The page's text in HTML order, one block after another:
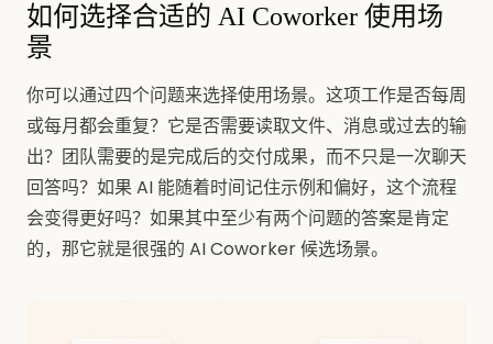
如何选择合适的 AI Coworker 使用场
景
你可以通过四个问题来选择使用场景。这项工作是否每周
或每月都会重复？它是否需要读取文件、消息或过去的输
出？团队需要的是完成后的交付成果，而不只是一次聊天
回答吗？如果 AI 能随着时间记住示例和偏好，这个流程
会变得更好吗？如果其中至少有两个问题的答案是肯定
的，那它就是很强的 AI Coworker 候选场景。